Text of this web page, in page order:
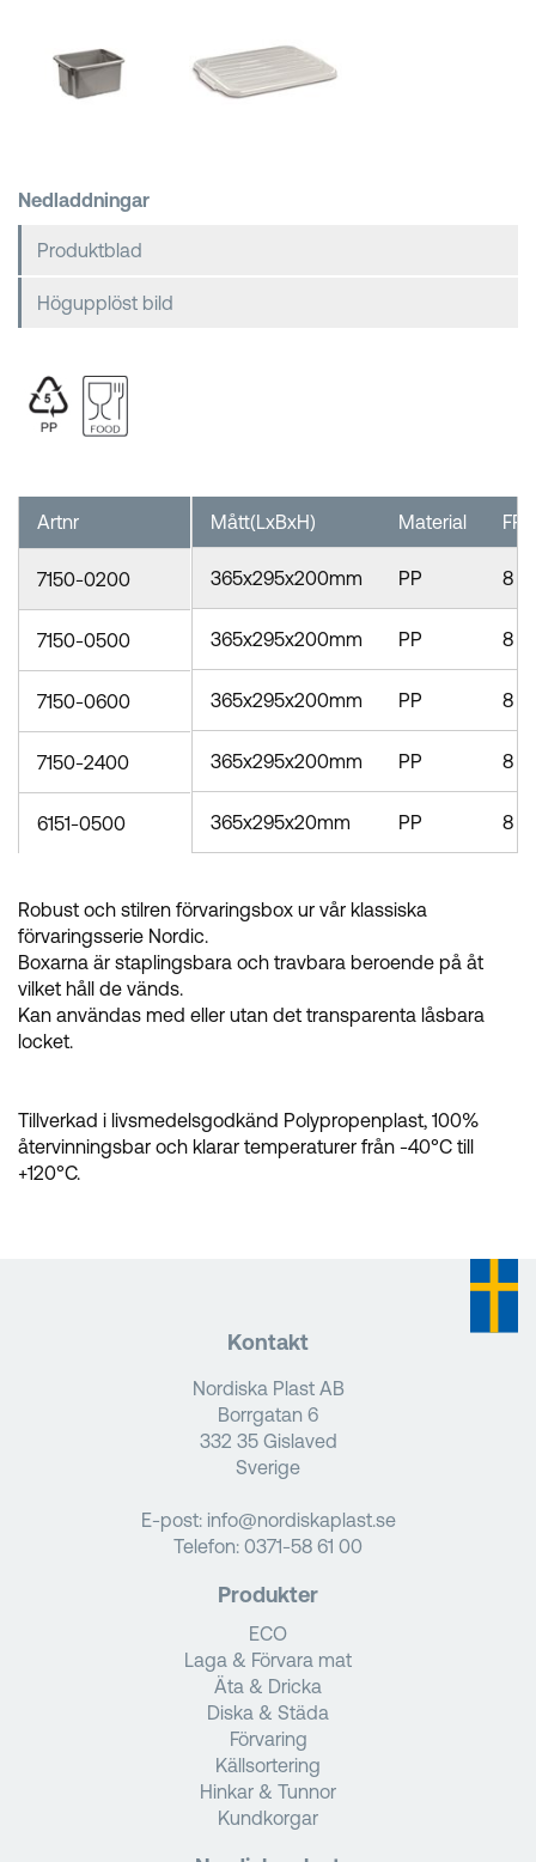
Nedladdningar
Produktblad
Högupplöst bild
Mått(LxBxH) Material FP
365x295x200mm PP 8
365x295x200mm PP 8
365x295x200mm PP 8
365x295x200mm PP 8
365x295x20mm PP 8
Artnr
7150-0200
7150-0500
7150-0600
7150-2400
6151-0500
Robust och stilren förvaringsbox ur vår klassiska
förvaringsserie Nordic.
Boxarna är staplingsbara och travbara beroende på åt
vilket håll de vänds.
Kan användas med eller utan det transparenta låsbara
locket.
Tillverkad i livsmedelsgodkänd Polypropenplast, 100%
återvinningsbar och klarar temperaturer från -40°C till
+120°C.
Kontakt
Nordiska Plast AB
Borrgatan 6
332 35 Gislaved
Sverige
E-post: info@nordiskaplast.se
Telefon: 0371-58 61 00
Produkter
ECO
Laga & Förvara mat
Äta & Dricka
Diska & Städa
Förvaring
Källsortering
Hinkar & Tunnor
Kundkorgar